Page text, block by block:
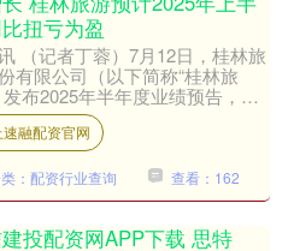
扭亏为盈
（记者丁蓉）7月12日，桂林旅
有限公司（以下简称“桂林旅
发布2025年半年度业绩预告，公
2025年上半年归属于上市公司
净利润约为....
融配资官网
：配资行业查询 查看：162
投配资网APP下载 思特